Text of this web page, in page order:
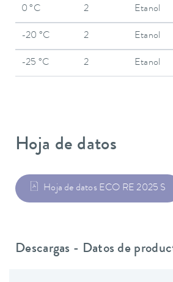
0 °C 2 Etanol
-20 °C 2 Etanol
-25 °C 2 Etanol
Hoja de datos
Hoja de datos ECO RE 2025 S
Descargas - Datos de